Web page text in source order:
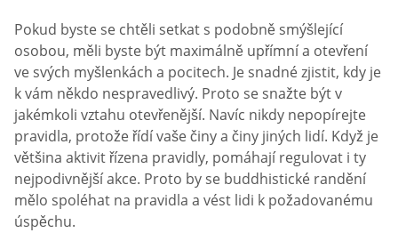
Pokud byste se chtěli setkat s podobně smýšlející
osobou, měli byste být maximálně upřímní a otevření
ve svých myšlenkách a pocitech. Je snadné zjistit, kdy je
k vám někdo nespravedlivý. Proto se snažte být v
jakémkoli vztahu otevřenější. Navíc nikdy nepopírejte
pravidla, protože řídí vaše činy a činy jiných lidí. Když je
většina aktivit řízena pravidly, pomáhají regulovat i ty
nejpodivnější akce. Proto by se buddhistické randění
mělo spoléhat na pravidla a vést lidi k požadovanému
úspěchu.